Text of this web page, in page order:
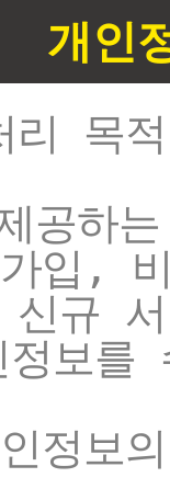
개인
리 목적
공하
입,
규
정보
정보